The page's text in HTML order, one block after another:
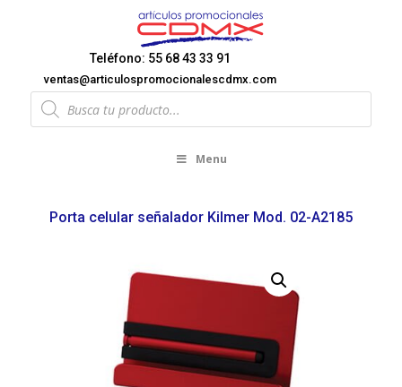
Teléfono: 55 68 43 33 91
ventas@articulospromocionalescdmx.com
Products
search
Menu
Porta celular señalador Kilmer Mod. 02-A2185